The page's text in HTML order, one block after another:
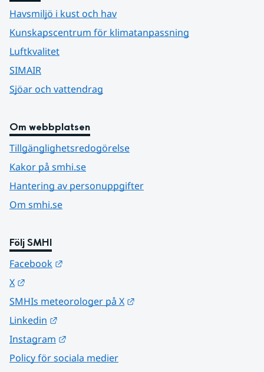
Havsmiljö i kust och hav
Kunskapscentrum för klimatanpassning
Luftkvalitet
SIMAIR
Sjöar och vattendrag
Om webbplatsen
Tillgänglighetsredogörelse
Kakor på smhi.se
Hantering av personuppgifter
Om smhi.se
Följ SMHI
Facebook
X
SMHIs meteorologer på X
Linkedin
Instagram
Policy för sociala medier